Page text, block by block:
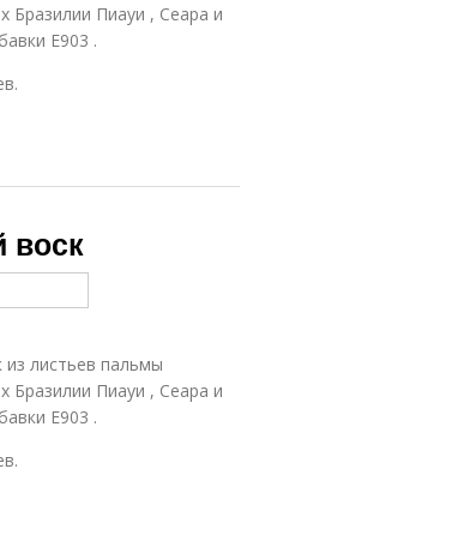
Бразилии Пиауи , Сеара и
Е903 .
воск
листьев пальмы
Бразилии Пиауи , Сеара и
Е903 .